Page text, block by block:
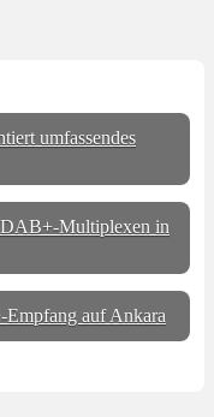
umfassendes
DAB+-Multiplexen in
auf Ankara